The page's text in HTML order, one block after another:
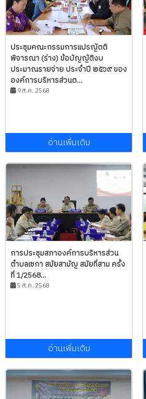
ประชุมคณะกรรมการแปรญัตติ
พิจารณา (ร่าง) ข้อบัญญัติงบ
ประมาณรายจ่าย ประจำปี ๒๕๖๙ ของ
องค์การบริหารส่วนต...
9 ส.ค. 2568
อ่านเพิ่มเติม
การประชุมสภาองค์การบริหารส่วน
ตำบลเซกา สมัยสามัญ สมัยที่สาม ครั้ง
ที่ 1/2568...
5 ส.ค. 2568
อ่านเพิ่มเติม